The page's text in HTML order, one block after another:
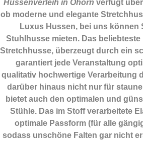
Hussenverleih in Ohorn verfügt
ob moderne und elegante
Luxus Hussen, bei uns können
Stuhlhusse mieten. Das
Stretchhusse, überzeugt durch ein
garantiert jede Veranstaltung
qualitativ hochwertige Verarbeitung
darüber hinaus nicht nur für
bietet auch den optimalen und
Stühle. Das im Stoff verarbeitete
optimale Passform (für alle
sodass unschöne Falten gar nicht